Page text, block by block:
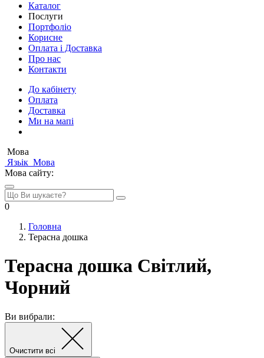
Каталог
Послуги
Портфоліо
Корисне
Оплата і Доставка
Про нас
Контакти
До кабінету
Оплата
Доставка
Ми на мапі
Мова
Язьік Мова
Мова сайту:
0
Головна
Терасна дошка
Терасна дошка Світлий,
Чорний
Ви вибрали:
Очистити всі